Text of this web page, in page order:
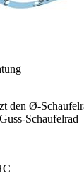
den Ø-
Schaufelrad